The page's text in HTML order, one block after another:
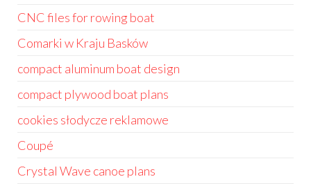
CNC files for rowing boat
Comarki w Kraju Basków
compact aluminum boat design
compact plywood boat plans
cookies słodycze reklamowe
Coupé
Crystal Wave canoe plans